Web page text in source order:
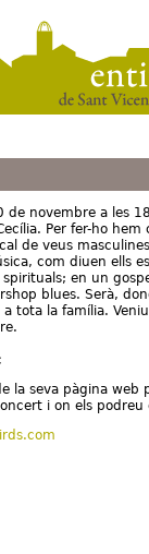
de novembre a les
Per fer-ho hem
de veus
com diuen ells
en un
blues. Serà,
tota la família.
la seva pàgina web
i on els podreu